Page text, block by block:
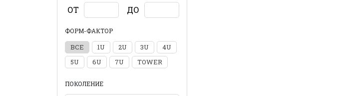
ОТ ДО
ФОРМ-ФАКТОР
ВСЕ 1U 2U 3U
4U
5U
6U 7U TOWER
ПОКОЛЕНИЕ